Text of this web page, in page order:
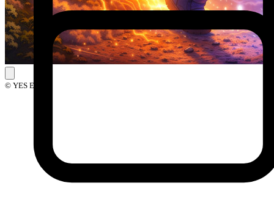
© YES Events